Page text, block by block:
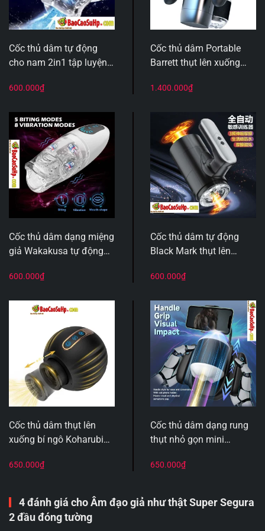
3. Địa chỉ mua âm đạo giả Super Segura uy tín
Bạn có thể mua sản phẩm trực tiếp tại Hải Phòng hoặc đặt
Cốc thủ dâm tự động
cho nam 2in1 tập luyện
hút
600.000₫
Cốc thủ dâm Portable
Barrett thụt lên xuống
đáo
1.400.000₫
Cốc thủ dâm dạng miệng
giả Wakakusa tự động
600.000₫
Cốc thủ dâm tự động
Black Mark thụt lên
RC-015
600.000₫
Cốc thủ dâm thụt lên
xuống bí ngô Koharubi
650.000₫
Cốc thủ dâm dạng rung
thụt nhỏ gọn mini
APP
650.000₫
4 đánh giá choÂm đạo giả như thật Super Segura
2 đầu đóng tường